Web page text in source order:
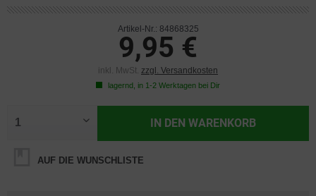
Artikel-Nr.: 84868325
9,95 €
inkl. MwSt. zzgl. Versandkosten
lagernd, in 1-2 Werktagen bei Dir
IN DEN WARENKORB
AUF DIE WUNSCHLISTE